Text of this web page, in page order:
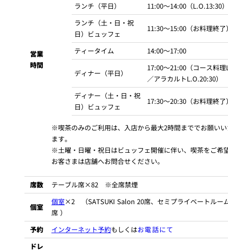
ニューオータニレディース会員優待・特典
スーパースイーツビュッフェ会員限定優待料金
アラカルトご飲食代10％割引
ピノル（New Otani Ladiesポイント）加算
お会計時に会員証をご提示ください。
ご提示がない場合は優待料金は適用いたしかねますのでご注意ください。
営業
時間
ランチ（平日）
11:00～14:00（L.O.13:30）
ランチ（土・日・祝
日）ビュッフェ
11:30～15:00（お料理終了
ティータイム 14:00～17:00
ディナー（平日）
17:00～21:00（コース料
／アラカルトL.O.20:30）
ディナー（土・日・祝
日）ビュッフェ
17:30～20:30（お料理終了
※喫茶のみのご利用は、入店から最大2時間まででお願い
ます。
※土曜・日曜・祝日はビュッフェ開催に伴い、喫茶をご希
お客さまは店舗へお問合せください。
席数 テーブル席×82 ※全席禁煙
個室
個室×2 （SATSUKI Salon 20席、セミプライベートルー
席 ）
予約
インターネット予約もしくはお電話にて
ドレ